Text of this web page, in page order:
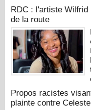
RDC : l'artiste Wilfrid
de la route
Propos racistes
plainte contre